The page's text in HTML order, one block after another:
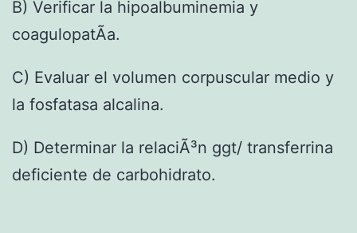
B) Verificar la hipoalbuminemia y
coagulopatÃ­a.
C) Evaluar el volumen corpuscular medio y
la fosfatasa alcalina.
D) Determinar la relaciÃ³n ggt/ transferrina
deficiente de carbohidrato.